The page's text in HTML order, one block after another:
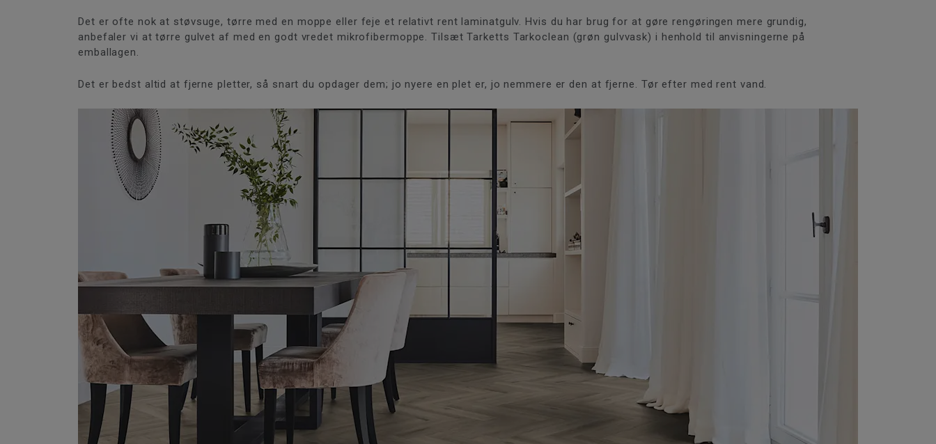
Det er ofte nok at støvsuge, tørre med en moppe eller feje et relativt rent laminatgulv. Hvis du har brug for at gøre rengøringen mere grundig,
anbefaler vi at tørre gulvet af med en godt vredet mikrofibermoppe. Tilsæt Tarketts Tarkoclean (grøn gulvvask) i henhold til anvisningerne på
emballagen.
Det er bedst altid at fjerne pletter, så snart du opdager dem; jo nyere en plet er, jo nemmere er den at fjerne. Tør efter med rent vand.